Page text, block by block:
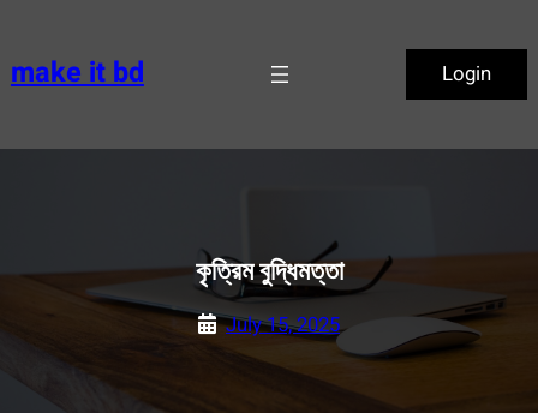
content
make it bd Login
কৃত্রিম বুদ্ধিমত্তা
July 15, 2025